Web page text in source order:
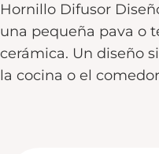
Hornillo Difusor
una pequeña pava o
cerámica. Un diseño
la cocina o el